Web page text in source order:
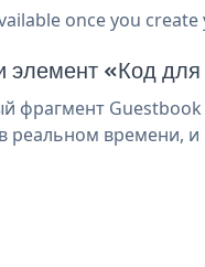
once you
элемент «Код
фрагмент
реальном времени,